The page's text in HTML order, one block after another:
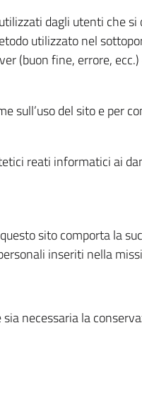
dagli utenti che
utilizzato nel
(buon fine, errore,
sull’uso del sito e per
reati informatici ai
sito comporta la
inseriti nella
necessaria la